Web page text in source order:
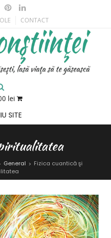
CONTACT
lei
SITE
General > Fizica cuantică şi